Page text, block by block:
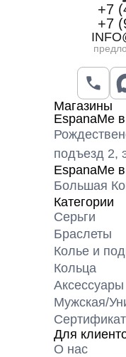
Магазины
EspanaMe
подъезд 2,
EspanaMe
Большая
Категории
Серьги
Браслеты
Колье и
Кольца
Аксессуары
Мужская/
Для
О нас
+7
+7